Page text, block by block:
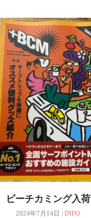
ビーチカミング入荷
2024年7月14日 | INFO